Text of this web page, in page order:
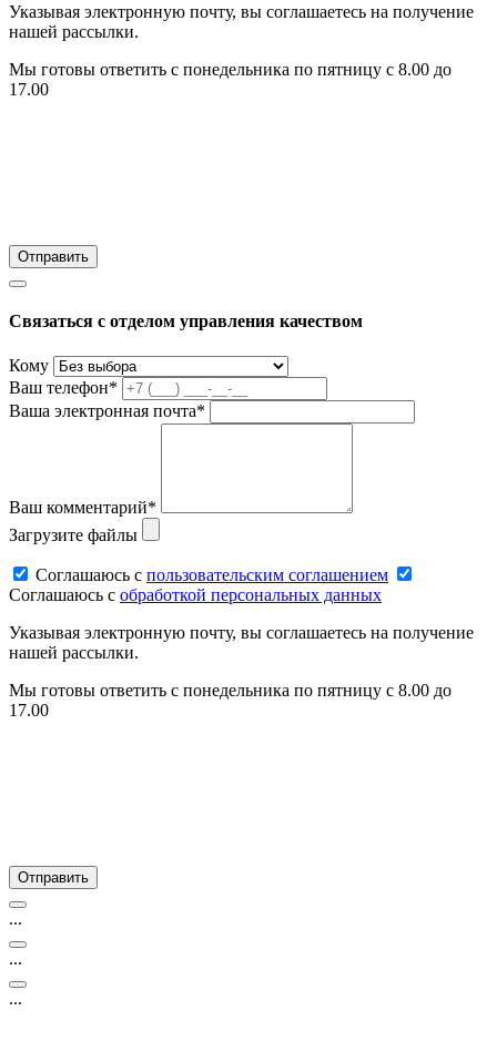
Указывая электронную почту, вы соглашаетесь на получение
нашей рассылки.
Мы готовы ответить с понедельника по пятницу с 8.00 до
17.00
Связаться с отделом управления качеством
Кому
Ваш телефон*
Ваша электронная почта*
Ваш комментарий*
Загрузите файлы
Соглашаюсь c пользовательским соглашением
Соглашаюсь c обработкой персональных данных
Указывая электронную почту, вы соглашаетесь на получение
нашей рассылки.
Мы готовы ответить с понедельника по пятницу с 8.00 до
17.00
...
...
...